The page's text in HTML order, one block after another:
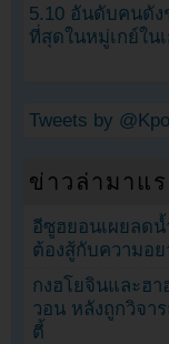
5.10 อันดับคนดั
ที่สุดในหมู่เกย์ใน
Tweets by
ข่าวล่ามาแร
อีซูฮยอนเผยลด
ต้องสู้กับความอย
กงฮโยจินและฮา
วอน หลังถูกวิจา
ตี้